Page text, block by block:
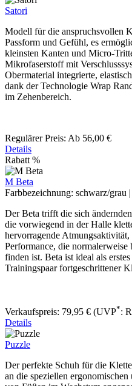
Satori
Modell für die anspruchsvollen
Passform und Gefühl, es
kleinsten Kanten und Micro-
Mikrofaserstoff mit
Obermaterial integrierte,
dank der Technologie Wrap
im Zehenbereich.
Regulärer Preis: Ab 56,00 €
Details
Rabatt %
M Beta
Farbbezeichnung: schwarz/grau |
Der Beta ​trifft die sich
die vorwiegend in der Halle
hervorragende
Performance, die
finden ist. Beta ist ideal als
Trainingspaar fortgeschrittener
Verkaufspreis: 79,95 € (UVP*:
Details
Puzzle
Der perfekte Schuh für die
an die speziellen